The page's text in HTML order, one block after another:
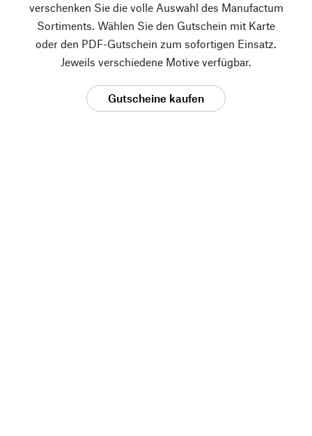
verschenken Sie die volle Auswahl des Manufactum
Sortiments. Wählen Sie den Gutschein mit Karte
oder den PDF-Gutschein zum sofortigen Einsatz.
Jeweils verschiedene Motive verfügbar.
Gutscheine kaufen